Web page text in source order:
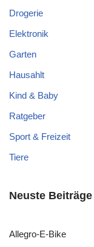
Drogerie
Elektronik
Garten
Hausahlt
Kind & Baby
Ratgeber
Sport & Freizeit
Tiere
Neuste Beiträge
Allegro-E-Bike